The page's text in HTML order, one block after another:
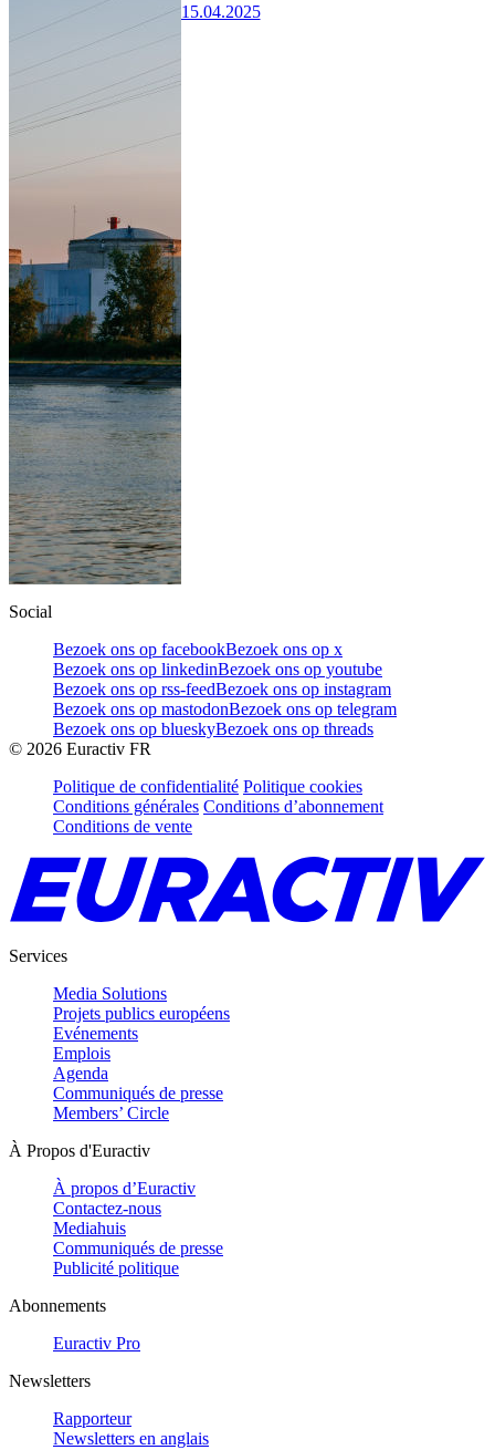
15.04.2025
Social
Bezoek ons op facebookBezoek ons op x
Bezoek ons op linkedinBezoek ons op youtube
Bezoek ons op rss-feedBezoek ons op instagram
Bezoek ons op mastodonBezoek ons op telegram
Bezoek ons op blueskyBezoek ons op threads
© 2026 Euractiv FR
Politique de confidentialité Politique cookies
Conditions générales Conditions d’abonnement
Conditions de vente
Services
Media Solutions
Projets publics européens
Evénements
Emplois
Agenda
Communiqués de presse
Members’ Circle
À Propos d'Euractiv
À propos d’Euractiv
Contactez-nous
Mediahuis
Communiqués de presse
Publicité politique
Abonnements
Euractiv Pro
Newsletters
Rapporteur
Newsletters en anglais